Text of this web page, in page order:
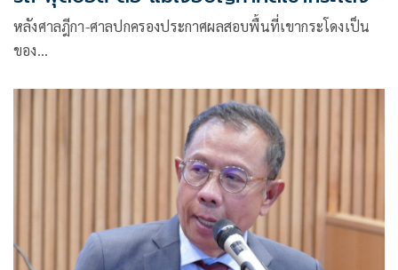
หลังศาลฎีกา-ศาลปกครองประกาศผลสอบพื้นที่เขากระโดงเป็น
ของ…